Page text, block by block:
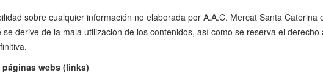
sobre cualquier información no elaborada por A.A.C. Mercat Santa
derive de la mala utilización de los contenidos, así como se reserva el
webs (links)